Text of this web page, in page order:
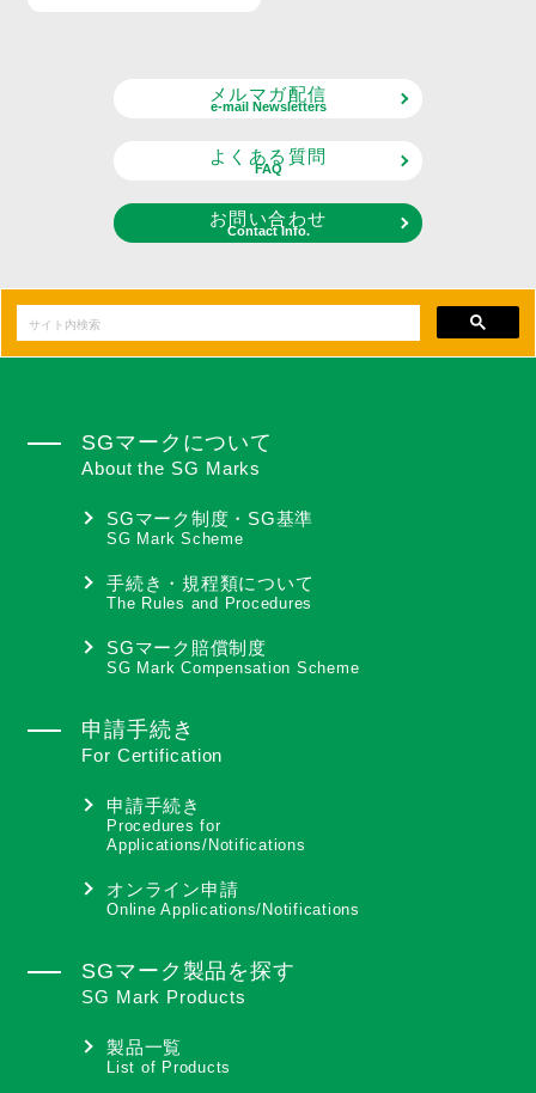
メルマガ配信
e-mail Newsletters
よくある質問
FAQ
お問い合わせ
Contact Info.
SGマークについて
About the SG Marks
SGマーク制度・SG基準
SG Mark Scheme
手続き・規程類について
The Rules and Procedures
SGマーク賠償制度
SG Mark Compensation Scheme
申請手続き
For Certification
申請手続き
Procedures for
Applications/Notifications
オンライン申請
Online Applications/Notifications
SGマーク製品を探す
SG Mark Products
製品一覧
List of Products